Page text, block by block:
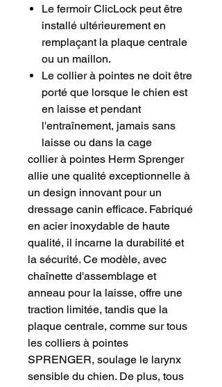
Le fermoir ClicLock peut être
installé ultérieurement en
remplaçant la plaque centrale
ou un maillon.
Le collier à pointes ne doit être
porté que lorsque le chien est
en laisse et pendant
l'entraînement, jamais sans
laisse ou dans la cage
collier à pointes Herm Sprenger
allie une qualité exceptionnelle à
un design innovant pour un
dressage canin efficace. Fabriqué
en acier inoxydable de haute
qualité, il incarne la durabilité et
la sécurité. Ce modèle, avec
chaînette d'assemblage et
anneau pour la laisse, offre une
traction limitée, tandis que la
plaque centrale, comme sur tous
les colliers à pointes
SPRENGER, soulage le larynx
sensible du chien. De plus, tous